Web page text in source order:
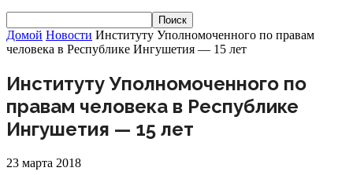
Домой Новости Институту Уполномоченного по правам
человека в Республике Ингушетия — 15 лет
Институту Уполномоченного по
правам человека в Республике
Ингушетия — 15 лет
23 марта 2018